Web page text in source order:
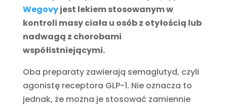
Wegovyjest lekiem stosowanym w
kontroli masy ciała u osób z otyłością lub
nadwagą z chorobami
współistniejącymi.
Oba preparaty zawierają semaglutyd, czyli
agonistę receptora GLP-1. Nie oznacza to
jednak, że można je stosować zamiennie